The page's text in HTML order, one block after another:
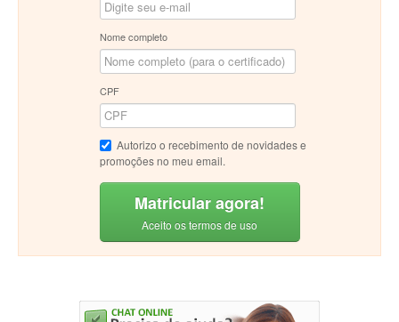
Nome completo
CPF
Autorizo o recebimento de novidades e
promoções no meu email.
Matricular agora!
Aceito os termos de uso